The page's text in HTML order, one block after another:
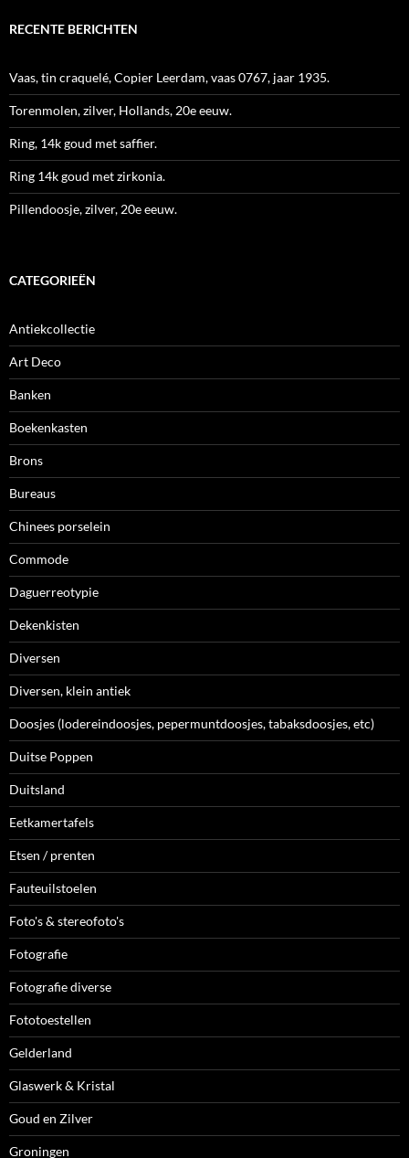
RECENTE BERICHTEN
Vaas, tin craquelé, Copier Leerdam, vaas 0767, jaar 1935.
Torenmolen, zilver, Hollands, 20e eeuw.
Ring, 14k goud met saffier.
Ring 14k goud met zirkonia.
Pillendoosje, zilver, 20e eeuw.
CATEGORIEËN
Antiekcollectie
Art Deco
Banken
Boekenkasten
Brons
Bureaus
Chinees porselein
Commode
Daguerreotypie
Dekenkisten
Diversen
Diversen, klein antiek
Doosjes (lodereindoosjes, pepermuntdoosjes, tabaksdoosjes, etc)
Duitse Poppen
Duitsland
Eetkamertafels
Etsen / prenten
Fauteuilstoelen
Foto's & stereofoto's
Fotografie
Fotografie diverse
Fototoestellen
Gelderland
Glaswerk & Kristal
Goud en Zilver
Groningen